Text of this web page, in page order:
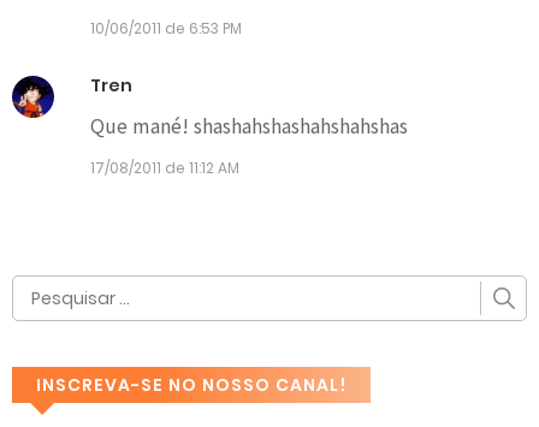
10/06/2011 de 6:53 PM
Tren
Que mané! shashahshashahshahshas
17/08/2011 de 11:12 AM
INSCREVA-SE NO NOSSO CANAL!